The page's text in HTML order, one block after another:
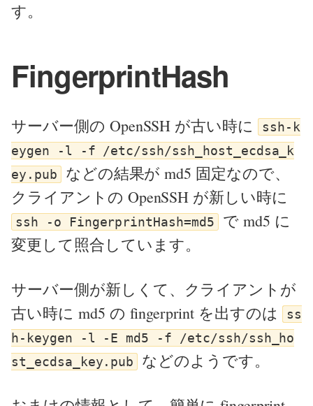
す。
FingerprintHash
サーバー側の OpenSSH が古い時に ssh-k
eygen -l -f /etc/ssh/ssh_host_ecdsa_k
ey.pub などの結果が md5 固定なので、
クライアントの OpenSSH が新しい時に
ssh -o FingerprintHash=md5 で md5 に
変更して照合しています。
サーバー側が新しくて、クライアントが
古い時に md5 の fingerprint を出すのは
ss
h-keygen -l -E md5 -f /etc/ssh/ssh_ho
st_ecdsa_key.pub
などのようです。